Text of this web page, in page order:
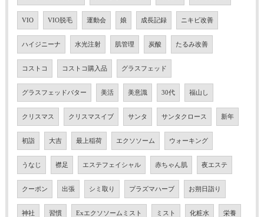
VIO VIO脱毛 運動会 娘 成長記録 ニキビ改善
ハイジニーナ 水光注射 肌管理 炭酸 たるみ改善
コストコ コストコ購入品 グラスフェッド
グラスフェッドバター 美活 美意識 30代 福山し
クリスマス クリスマスイブ サンタ サンタクロース 新年
初詣 大吉 最上稲荷 エクソソーム ウォーキング
うなじ 襟足 エステフェイシャル 赤ちゃん肌 夜エステ
クーポン 出張 シミ取り プラズマハーブ お朔日詣り
神社 習慣 Exエクソソームミスト ミスト 化粧水 栄養